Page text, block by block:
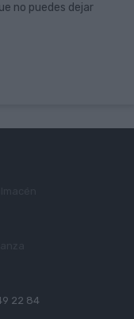
no puedes dejar
22 84